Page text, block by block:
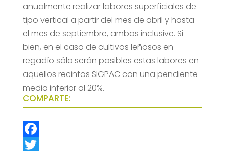
anualmente realizar labores superficiales de
tipo vertical a partir del mes de abril y hasta
el mes de septiembre, ambos inclusive. Si
bien, en el caso de cultivos leñosos en
regadío sólo serán posibles estas labores en
aquellos recintos SIGPAC con una pendiente
media inferior al 20%.
COMPARTE:
F